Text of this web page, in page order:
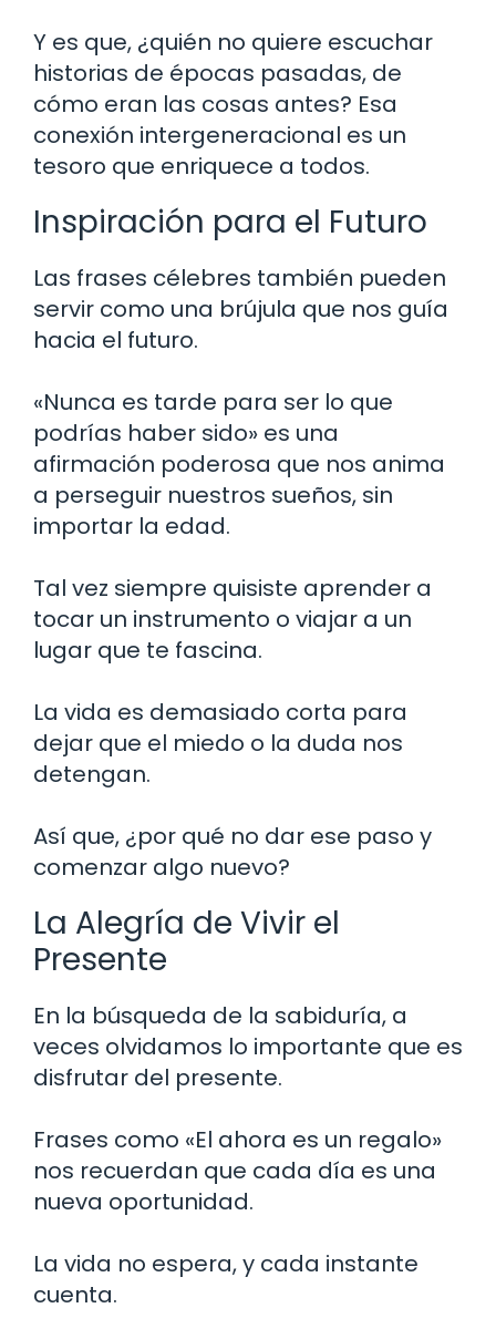
Y es que, ¿quién no quiere escuchar
historias de épocas pasadas, de
cómo eran las cosas antes? Esa
conexión intergeneracional es un
tesoro que enriquece a todos.
Inspiración para el Futuro
Las frases célebres también pueden
servir como una brújula que nos guía
hacia el futuro.
«Nunca es tarde para ser lo que
podrías haber sido» es una
afirmación poderosa que nos anima
a perseguir nuestros sueños, sin
importar la edad.
Tal vez siempre quisiste aprender a
tocar un instrumento o viajar a un
lugar que te fascina.
La vida es demasiado corta para
dejar que el miedo o la duda nos
detengan.
Así que, ¿por qué no dar ese paso y
comenzar algo nuevo?
La Alegría de Vivir el
Presente
En la búsqueda de la sabiduría, a
veces olvidamos lo importante que es
disfrutar del presente.
Frases como «El ahora es un regalo»
nos recuerdan que cada día es una
nueva oportunidad.
La vida no espera, y cada instante
cuenta.